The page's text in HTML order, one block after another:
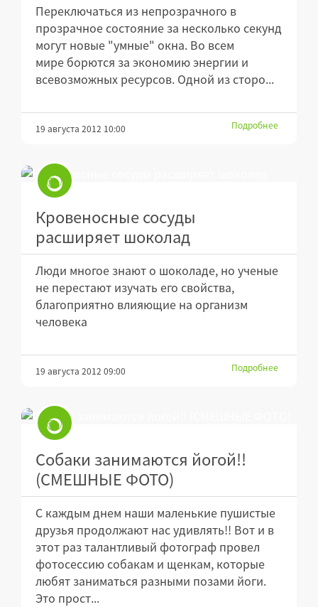
Переключаться из непрозрачного в
прозрачное состояние за несколько секунд
могут новые "умные" окна. Во всем
мире борются за экономию энергии и
всевозможных ресурсов. Одной из сторо...
19 августа 2012 10:00 Подробнее
Кровеносные сосуды
расширяет шоколад
Люди многое знают о шоколаде, но ученые
не перестают изучать его свойства,
благоприятно влияющие на организм
человека
19 августа 2012 09:00 Подробнее
Собаки занимаются йогой!!
(СМЕШНЫЕ ФОТО)
С каждым днем наши маленькие пушистые
друзья продолжают нас удивлять!! Вот и в
этот раз талантливый фотограф провел
фотосессию собакам и щенкам, которые
любят заниматься разными позами йоги.
Это прост...